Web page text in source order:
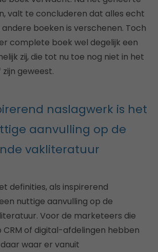
valt te concluderen dat alles echt
boeken is verschenen. Toch
complete boek wel degelijk een
zij, die tot nu toe nog niet in het
geweest.
naslagwerk is het
aanvulling op de
vakliteratuur
definities, als inspirerend
nuttige aanvulling op de
Voor de marketeers die
of digital-afdelingen hebben
waar er vanuit